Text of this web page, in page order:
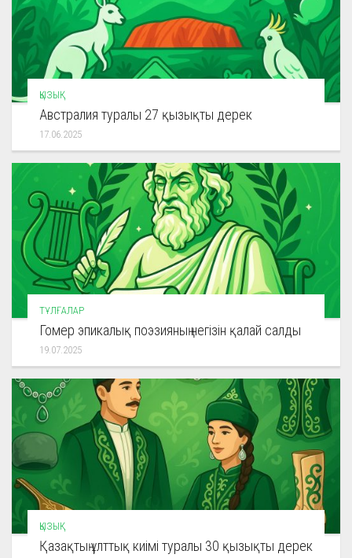
ҚЫЗЫҚ
Австралия туралы 27 қызықты дерек
17.06.2025
ТҰЛҒАЛАР
Гомер эпикалық поэзияның негізін қалай салды
19.07.2025
ҚЫЗЫҚ
Қазақтың ұлттық киімі туралы 30 қызықты дерек